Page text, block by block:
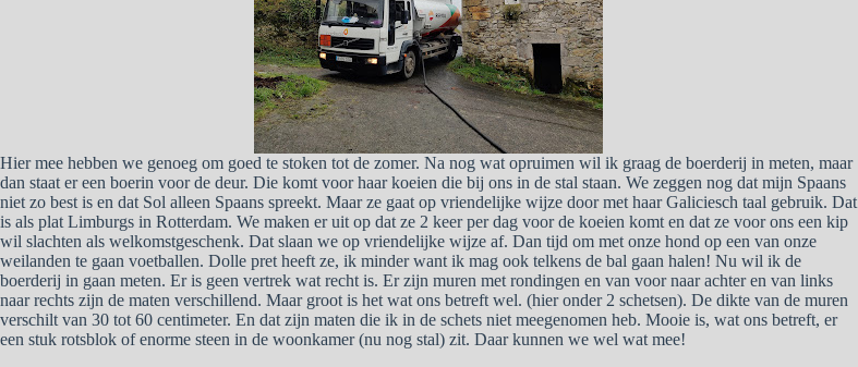
Hier mee hebben we genoeg om goed te stoken tot de zomer. Na nog wat opruimen wil ik graag de boerderij in meten, maar
dan staat er een boerin voor de deur. Die komt voor haar koeien die bij ons in de stal staan. We zeggen nog dat mijn Spaans
niet zo best is en dat Sol alleen Spaans spreekt. Maar ze gaat op vriendelijke wijze door met haar Galiciesch taal gebruik. Dat
is als plat Limburgs in Rotterdam. We maken er uit op dat ze 2 keer per dag voor de koeien komt en dat ze voor ons een kip
wil slachten als welkomstgeschenk. Dat slaan we op vriendelijke wijze af. Dan tijd om met onze hond op een van onze
weilanden te gaan voetballen. Dolle pret heeft ze, ik minder want ik mag ook telkens de bal gaan halen! Nu wil ik de
boerderij in gaan meten. Er is geen vertrek wat recht is. Er zijn muren met rondingen en van voor naar achter en van links
naar rechts zijn de maten verschillend. Maar groot is het wat ons betreft wel. (hier onder 2 schetsen). De dikte van de muren
verschilt van 30 tot 60 centimeter. En dat zijn maten die ik in de schets niet meegenomen heb. Mooie is, wat ons betreft, er
een stuk rotsblok of enorme steen in de woonkamer (nu nog stal) zit. Daar kunnen we wel wat mee!